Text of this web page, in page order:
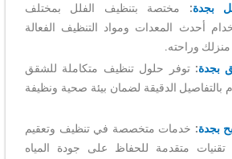
بجدة: مختصة بتنظيف الفلل بمختلف
أحدث المعدات ومواد التنظيف الفعالة
وراحته.
بجدة: توفر حلول تنظيف متكاملة للشقق
بالتفاصيل الدقيقة لضمان بيئة صحية ونظيفة
بجدة: خدمات متخصصة في تنظيف وتعقيم
تقنيات متقدمة للحفاظ على جودة المياه